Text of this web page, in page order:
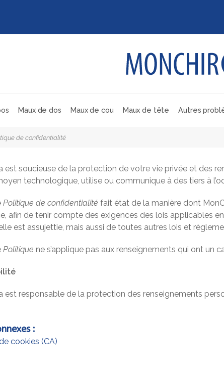
Maux de dos Maux de cou Maux de tête Autres
de confidentialité
est soucieuse de la protection de votre vie privée et des
technologique, utilise ou communique à des tiers à
Politique de confidentialité fait état de la manière dont
afin de tenir compte des exigences des lois applicables
est assujettie, mais aussi de toutes autres lois et
Politique ne s’applique pas aux renseignements qui ont un
est responsable de la protection des renseignements
: